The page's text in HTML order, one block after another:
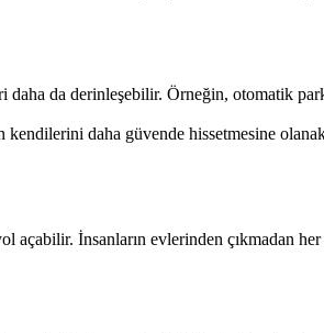
da derinleşebilir. Örneğin, otomatik
daha güvende hissetmesine
açabilir. İnsanların evlerinden çıkmadan